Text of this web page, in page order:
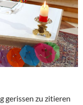
gerissen zu zitieren